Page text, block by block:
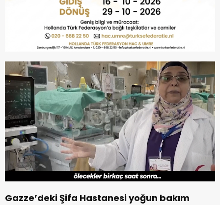
Gazze’deki Şifa Hastanesi yoğun bakım